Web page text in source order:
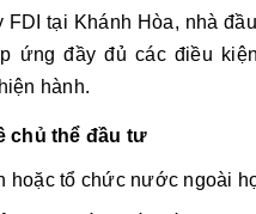
FDI tại Khánh Hòa, nhà
ứng đầy đủ các điều
hành.
chủ thể đầu tư
hoặc tổ chức nước ngoài